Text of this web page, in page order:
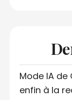
Mode IA de
enfin à la